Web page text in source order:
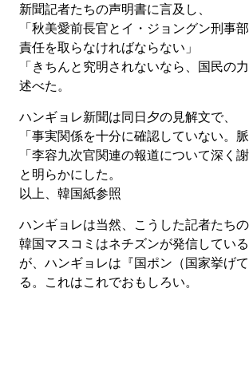
新聞記者たちの声明書に言及し、
「秋美愛前長官とイ・ジョングン刑事
責任を取らなければならない」
「きちんと究明されないなら、国民の
述べた。
ハンギョレ新聞は同日夕の見解文で、
「事実関係を十分に確認していない。
「李容九次官関連の報道について深く謝
と明らかにした。
以上、韓国紙参照
ハンギョレは当然、こうした記者たち
韓国マスコミはネチズンが発信してい
が、ハンギョレは『国ポン（国家挙げ
る。これはこれでおもしろい。